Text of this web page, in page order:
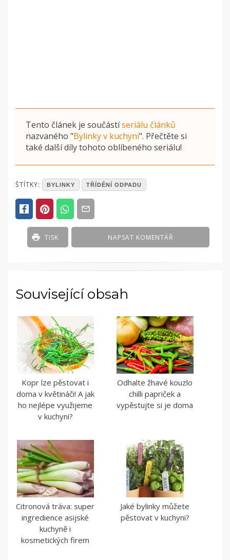
Tento článek je součástíseriálu článků
nazvaného "Bylinky v kuchyni". Přečtěte si
také další díly tohoto oblíbeného seriálu!
POSTED
ČLÁNKY
,
PRODUKTY
ŠTÍTKY: BYLINKY TŘÍDĚNÍ ODPADU
NAPSAT KOMENTÁŘ
TISK
Související obsah
Kopr lze pěstovat i
doma v květináči! A jak
ho nejlépe využijeme
v kuchyni?
Odhalte žhavé kouzlo
chilli papriček a
vypěstujte si je doma
Citronová tráva: super
ingredience asijské
kuchyně i
kosmetických firem
Jaké bylinky můžete
pěstovat v kuchyni?